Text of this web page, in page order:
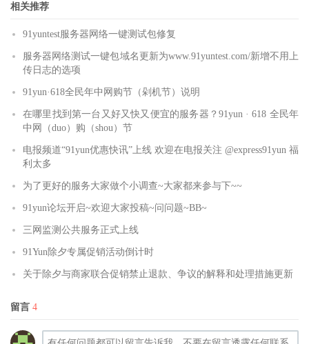
相关推荐
91yuntest服务器网络一键测试包修复
服务器网络测试一键包域名更新为www.91yuntest.com/新增不用上
传日志的选项
91yun·618全民年中网购节（剁机节）说明
在哪里找到第一台又好又快又便宜的服务器？91yun · 618 全民年
中网（duo）购（shou）节
电报频道“91yun优惠快讯”上线 欢迎在电报关注 @express91yun 福
利太多
为了更好的服务大家做个小调查~大家都来参与下~~
91yun论坛开启~欢迎大家投稿~问问题~BB~
三网监测公共服务正式上线
91Yun除夕专属促销活动倒计时
关于除夕与商家联合促销禁止退款、争议的解释和处理措施更新
留言 4